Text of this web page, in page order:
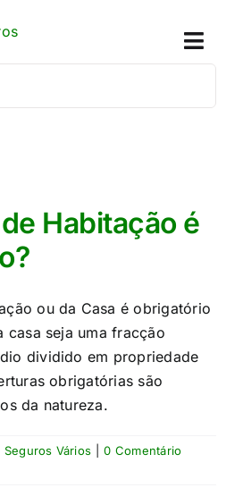
Habitação é
ou da Casa é obrigatório
casa seja uma fracção
dividido em propriedade
obrigatórias são
da natureza.​
Seguros Vários
0 Comentário